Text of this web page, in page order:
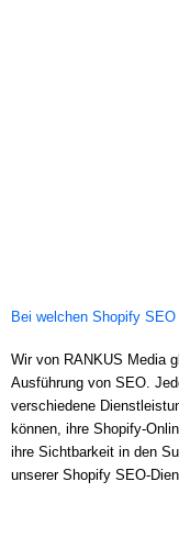
Bei welchen Shopify
Wir von RANKUS Media
Ausführung von SEO.
verschiedene
können, ihre Shopify-
ihre Sichtbarkeit in den
unserer Shopify SEO-